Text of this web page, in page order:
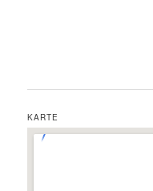
KARTE